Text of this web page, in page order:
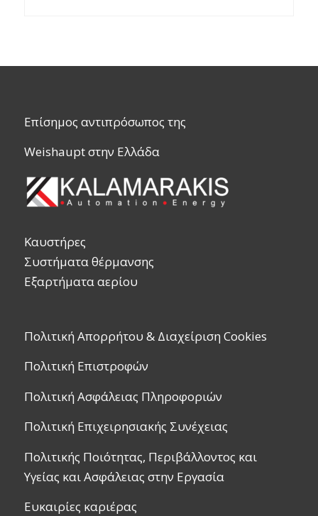
Επίσημος αντιπρόσωπος της
Weishaupt στην Ελλάδα
Καυστήρες
Συστήματα θέρμανσης
Εξαρτήματα αερίου
Πολιτική Απορρήτου & Διαχείριση Cookies
Πολιτική Επιστροφών
Πολιτική Ασφάλειας Πληροφοριών
Πολιτική Επιχειρησιακής Συνέχειας
Πολιτικής Ποιότητας, Περιβάλλοντος και
Υγείας και Ασφάλειας στην Εργασία
Ευκαιρίες καριέρας